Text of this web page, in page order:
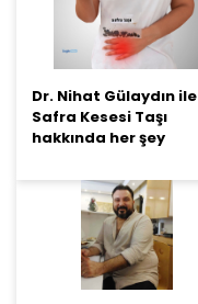
Dr. Nihat Gülaydın ile
Safra Kesesi Taşı
hakkında her şey